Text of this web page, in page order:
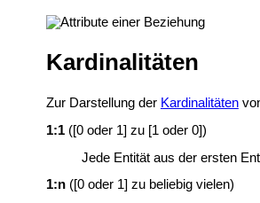
Kardinalitäten
Zur Darstellung der Kardinalitäten
1:1([0 oder 1] zu [1 oder 0])
Jede Entität aus der ersten
1:n([0 oder 1] zu beliebig vielen)